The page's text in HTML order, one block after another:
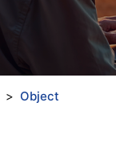
Object